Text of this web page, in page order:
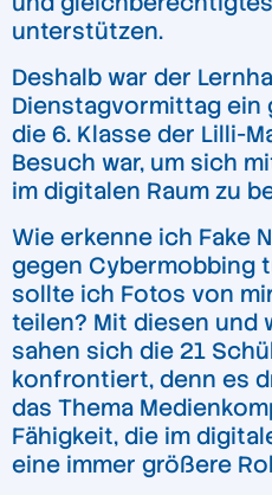
unterstützen.
Deshalb war der
Dienstagvormittag ein
die 6. Klasse der Lilli-
Besuch war, um sich
im digitalen Raum zu
Wie erkenne ich Fake
gegen Cybermobbing
sollte ich Fotos von
teilen? Mit diesen und
sahen sich die 21
konfrontiert, denn es
das Thema
Fähigkeit, die im
eine immer größere